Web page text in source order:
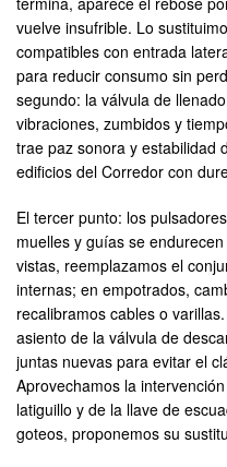
vuelve insufrible. Lo
compatibles con entrada
para reducir consumo sin
segundo: la válvula de
vibraciones, zumbidos y
trae paz sonora y estabilidad
edificios del Corredor con
El tercer punto: los
muelles y guías se
vistas, reemplazamos el
internas; en empotrados,
recalibramos cables o
asiento de la válvula de
juntas nuevas para evitar el
Aprovechamos la
latiguillo y de la llave de
goteos, proponemos su